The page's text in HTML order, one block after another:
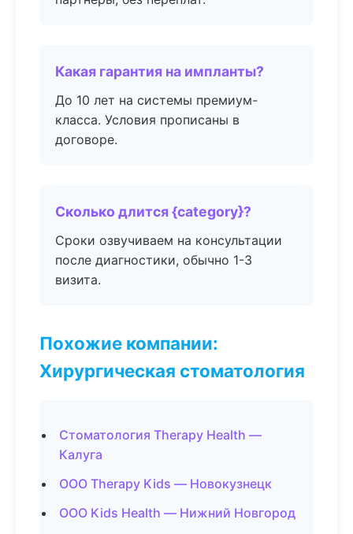
Какая гарантия на импланты?
До 10 лет на системы премиум-
класса. Условия прописаны в
договоре.
Сколько длится {category}?
Сроки озвучиваем на консультации
после диагностики, обычно 1-3
визита.
Похожие компании:
Хирургическая стоматология
Стоматология Therapy Health —
Калуга
ООО Therapy Kids — Новокузнецк
ООО Kids Health — Нижний Новгород